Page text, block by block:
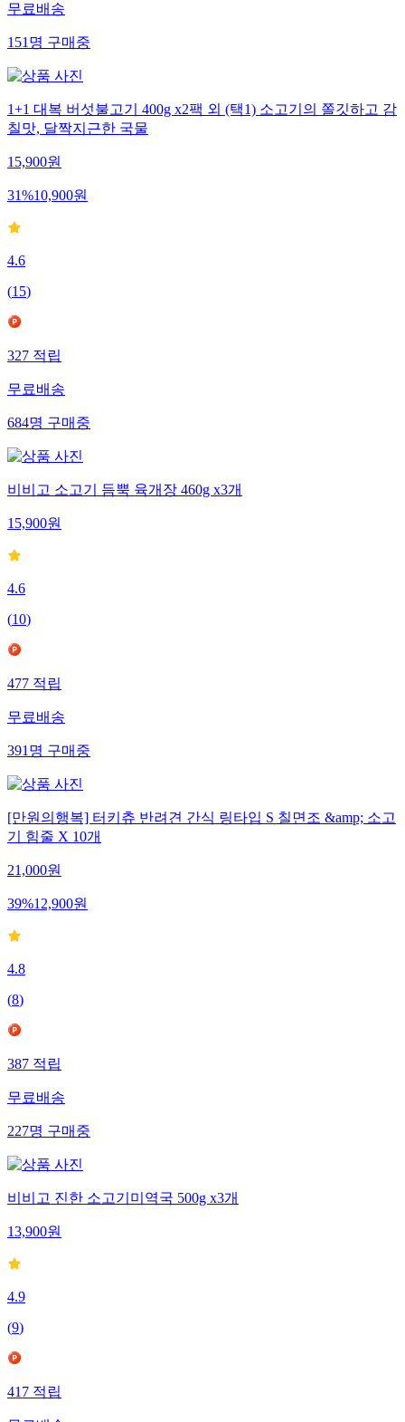
무료배송
151명구매중
1+1 대복 버섯불고기 400g x2팩 외 (택1) 소고기의 쫄깃하고 감
칠맛, 달짝지근한 국물
15,900원
31%10,900원
4.6
(15)
327적립
무료배송
684명구매중
비비고 소고기 듬뿍 육개장 460g x3개
15,900원
4.6
(10)
477적립
무료배송
391명구매중
[만원의행복] 터키츄 반려견 간식 링타입 S 칠면조 &amp; 소고
기 힘줄 X 10개
21,000원
39%12,900원
4.8
(8)
387적립
무료배송
227명구매중
비비고 진한 소고기미역국 500g x3개
13,900원
4.9
(9)
417적립